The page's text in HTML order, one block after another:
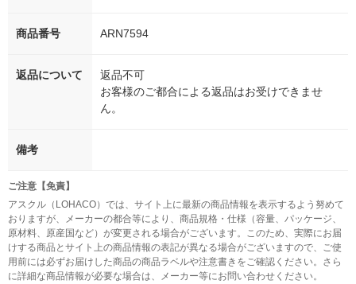
商品番号 ARN7594
返品について
返品不可
お客様のご都合による返品はお受けできませ
ん。
備考
ご注意【免責】
アスクル（LOHACO）では、サイト上に最新の商品情報を表示するよう努めて
おりますが、メーカーの都合等により、商品規格・仕様（容量、パッケージ、
原材料、原産国など）が変更される場合がございます。このため、実際にお届
けする商品とサイト上の商品情報の表記が異なる場合がございますので、ご使
用前には必ずお届けした商品の商品ラベルや注意書きをご確認ください。さら
に詳細な商品情報が必要な場合は、メーカー等にお問い合わせください。